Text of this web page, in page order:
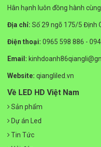
Hân hạnh luôn đồng hành
Địa chỉ: Số 29 ngõ 175/5 Định
Điện thoại: 0965 598 886 -
Email:
Website: qiangliled.vn
Về LED HD Việt Nam
Sản phẩm
Dự án Led
Tin Tức